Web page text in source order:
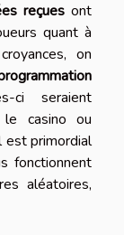
reçues ont
quant à
on
ci seraient
le casino ou
est primordial
fonctionnent
aléatoires,